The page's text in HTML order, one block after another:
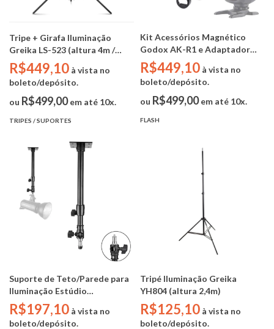
Tripe + Girafa Iluminação
Greika LS-523 (altura 4m /
8KG / Sandbag )
R$449,10 à vista no
boleto/depósito.
ou R$499,00em até 10x.
TRIPES / SUPORTES
Kit Acessórios Magnético
Godox AK-R1 e Adaptador
Cabeça Retangular para Flash
SpeedliteGodox S-R1
R$449,10 à vista no
boleto/depósito.
ou R$499,00em até 10x.
FLASH
Suporte de Teto/Parede para
Iluminação Estúdio
Fotográfico - Greika WT812
R$197,10 à vista no
boleto/depósito.
Tripé Iluminação Greika
YH804 (altura 2,4m)
R$125,10 à vista no
boleto/depósito.